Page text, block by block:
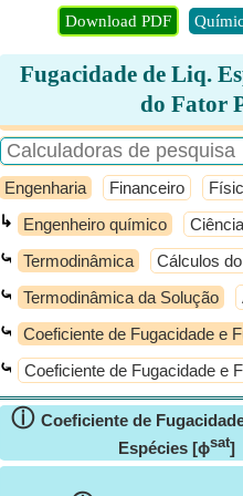
Download PDF
Fugacidade de Liq.
do Fator
Engenharia Financeiro
↳ Engenheiro químico
⤿ Termodinâmica Cálculos
⤿ Termodinâmica da Solução
⤿ Coeficiente de Fugacidade e
⤿ Coeficiente de Fugacidade e
ⓘ Coeficiente de
Espécies [ϕsat]